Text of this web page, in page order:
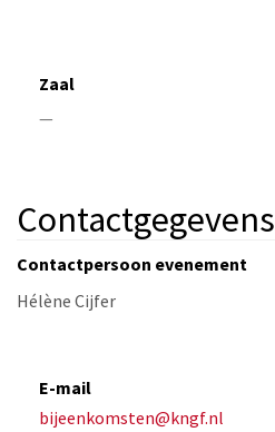
Zaal
—
Contactgegevens
Contactpersoon evenement
E-mail
bijeenkomsten@kngf.nl